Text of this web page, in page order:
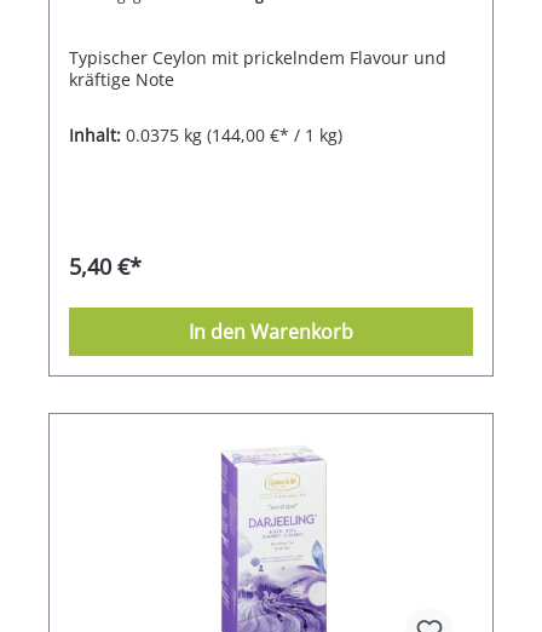
Typischer Ceylon mit prickelndem Flavour und
kräftige Note
Inhalt: 0.0375 kg (144,00 €* / 1 kg)
5,40 €*
In den Warenkorb